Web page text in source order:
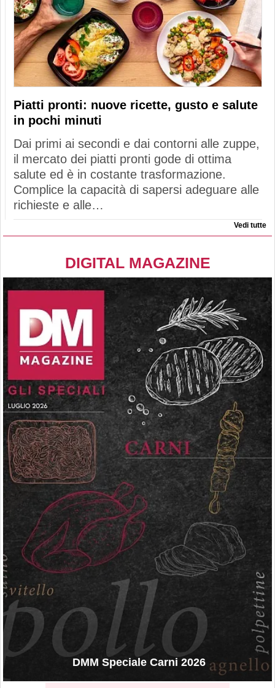
Piatti pronti: nuove ricette, gusto e salute
in pochi minuti
Dai primi ai secondi e dai contorni alle zuppe,
il mercato dei piatti pronti gode di ottima
salute ed è in costante trasformazione.
Complice la capacità di sapersi adeguare alle
richieste e alle…
Vedi tutte
DIGITAL MAGAZINE
DMM Speciale Carni 2026